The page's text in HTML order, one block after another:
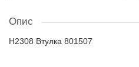
Опис
H2308 Втулка 801507